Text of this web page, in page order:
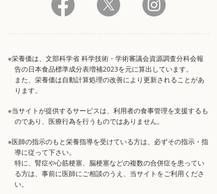
※栄養価は、文部科学省 科学技術・学術審議会資源調査分科会報
告の日本食品標準成分表増補2023を元に算出しています。
また、栄養価は自動計算処理の改善により更新されることがあ
ります。
※当サイトが提供するサービスは、利用者の食事管理を支援するも
のであり、医療行為を行うものではありません。
※医師の指示のもと栄養指導を受けている方は、必ずその指示・指
導に従って下さい。
特に、腎症や心筋梗塞、脳梗塞などの複数の合併症を患ってい
る方は、事前に医師にご相談のうえ、当サイトをご利用くださ
い。